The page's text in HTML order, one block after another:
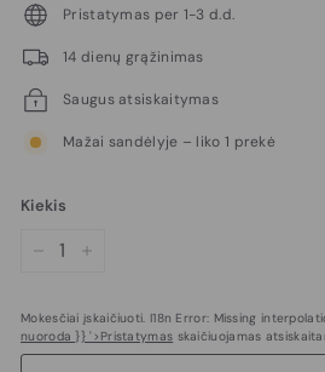
Pristatymas per 1-3 d.d.
14 dienų grąžinimas
Saugus atsiskaitymas
Mažai sandėlyje – liko 1 prekė
Kiekis
Mokesčiai įskaičiuoti. I18n Error: Missing
nuoroda }} '>Pristatymas skaičiuojamas